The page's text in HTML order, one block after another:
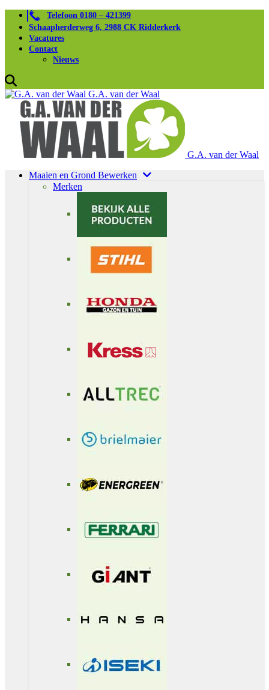
Telefoon 0180 – 421399
Schaapherderweg 6, 2988 CK Ridderkerk
Vacatures
Contact
Nieuws
G.A. van der Waal
G.A. van der Waal
Maaien en Grond Bewerken
Merken